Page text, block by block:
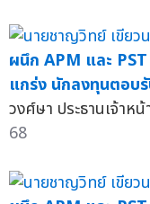
ผนึก APM และ
แกร่ง นักลงทุนตอบ
วงศ์ษา ประธานเจ้า
68